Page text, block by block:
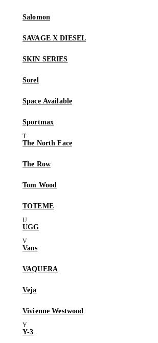
Salomon
SAVAGE X DIESEL
SKIN SERIES
Sorel
Space Available
Sportmax
The North Face
The Row
Tom Wood
TOTEME
UGG
Vans
VAQUERA
Veja
Vivienne Westwood
Y-3